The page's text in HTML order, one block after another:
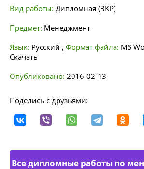
Вид работы: Дипломная (ВКР)
Предмет: Менеджмент
Язык: Русский , Формат файла: MS
Скачать
Опубликовано: 2016-02-13
Поделись с друзьями:
Все дипломные работы по